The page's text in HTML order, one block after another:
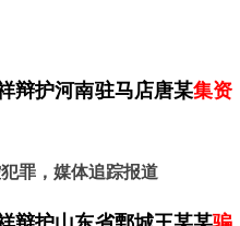
辩护河南驻马店唐某集资
罪，媒体追踪报道